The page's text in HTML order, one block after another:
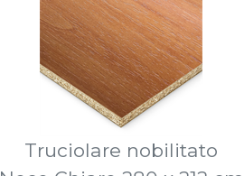
Truciolare nobilitato